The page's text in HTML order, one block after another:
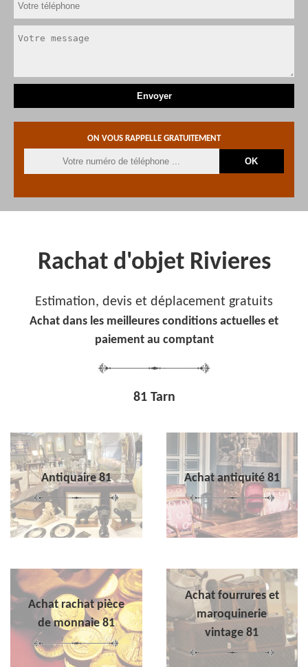
ON VOUS RAPPELLE GRATUITEMENT
Rachat d'objet Rivieres
Estimation, devis et déplacement gratuits
Achat dans les meilleures conditions actuelles et
paiement au comptant
81 Tarn
Antiquaire 81 Achat antiquité 81
Achat rachat pièce
de monnaie 81
Achat fourrures et
maroquinerie
vintage 81